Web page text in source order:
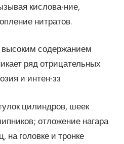
кислова-ние,
нитратов.
содержанием
ряд отрицательных
и интен-зз
цилиндров, шеек
отложение нагара
на головке и тронке